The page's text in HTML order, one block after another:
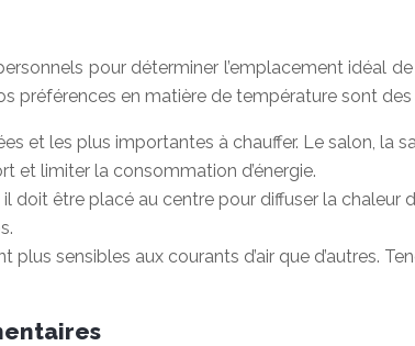
pour déterminer l’emplacement idéal
préférences en matière de température sont
et les plus importantes à chauffer. Le salon, la
et limiter la consommation d’énergie.
il doit être placé au centre pour diffuser la chaleur
plus sensibles aux courants d’air que d’autres.